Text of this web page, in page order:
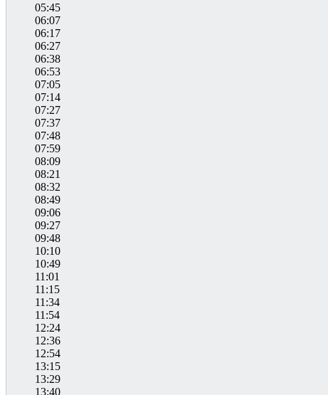
05:45
06:07
06:17
06:27
06:38
06:53
07:05
07:14
07:27
07:37
07:48
07:59
08:09
08:21
08:32
08:49
09:06
09:27
09:48
10:10
10:49
11:01
11:15
11:34
11:54
12:24
12:36
12:54
13:15
13:29
13:40